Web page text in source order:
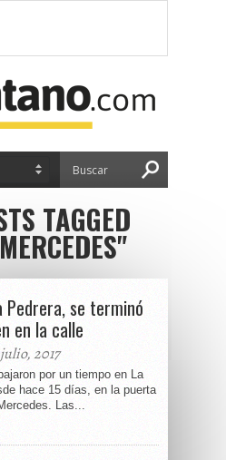
TAGGED
Pedrera, se terminó
en la calle
2017
por un tiempo en La
hace 15 días, en la puerta
Las...